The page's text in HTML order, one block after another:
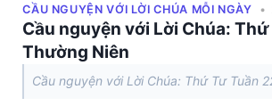
CẦU NGUYỆN VỚI LỜI CHÚA MỖI NGÀY •
Cầu nguyện với Lời Chúa:
Thường Niên
Cầu nguyện với Lời Chúa: Thứ Tư Tuần